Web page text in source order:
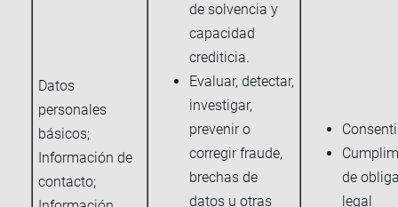
Datos
personales
básicos;
Información de
contacto;
de solvencia y
capacidad
crediticia.
Evaluar, detectar,
investigar,
prevenir o
corregir fraude,
brechas de
datos u otras
de
legal